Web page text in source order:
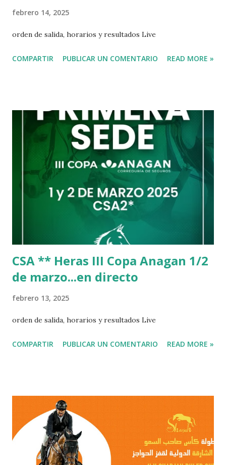
febrero 14, 2025
orden de salida, horarios y resultados Live
COMPARTIR PUBLICAR UN COMENTARIO READ MORE »
CSA ** Heras III Copa Anagan 1/2
de marzo...en directo
febrero 13, 2025
orden de salida, horarios y resultados Live
COMPARTIR PUBLICAR UN COMENTARIO READ MORE »